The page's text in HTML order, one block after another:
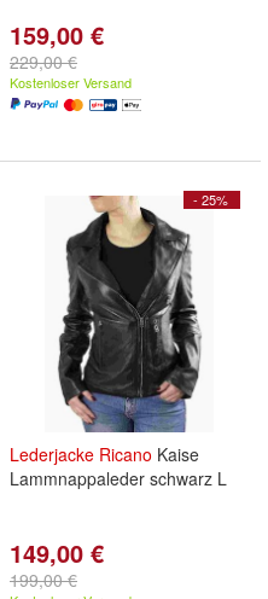
159,00 €
229,00 €
Kostenloser Versand
- 25%
Lederjacke Ricano Kaise
Lammnappaleder schwarz L
149,00 €
199,00 €